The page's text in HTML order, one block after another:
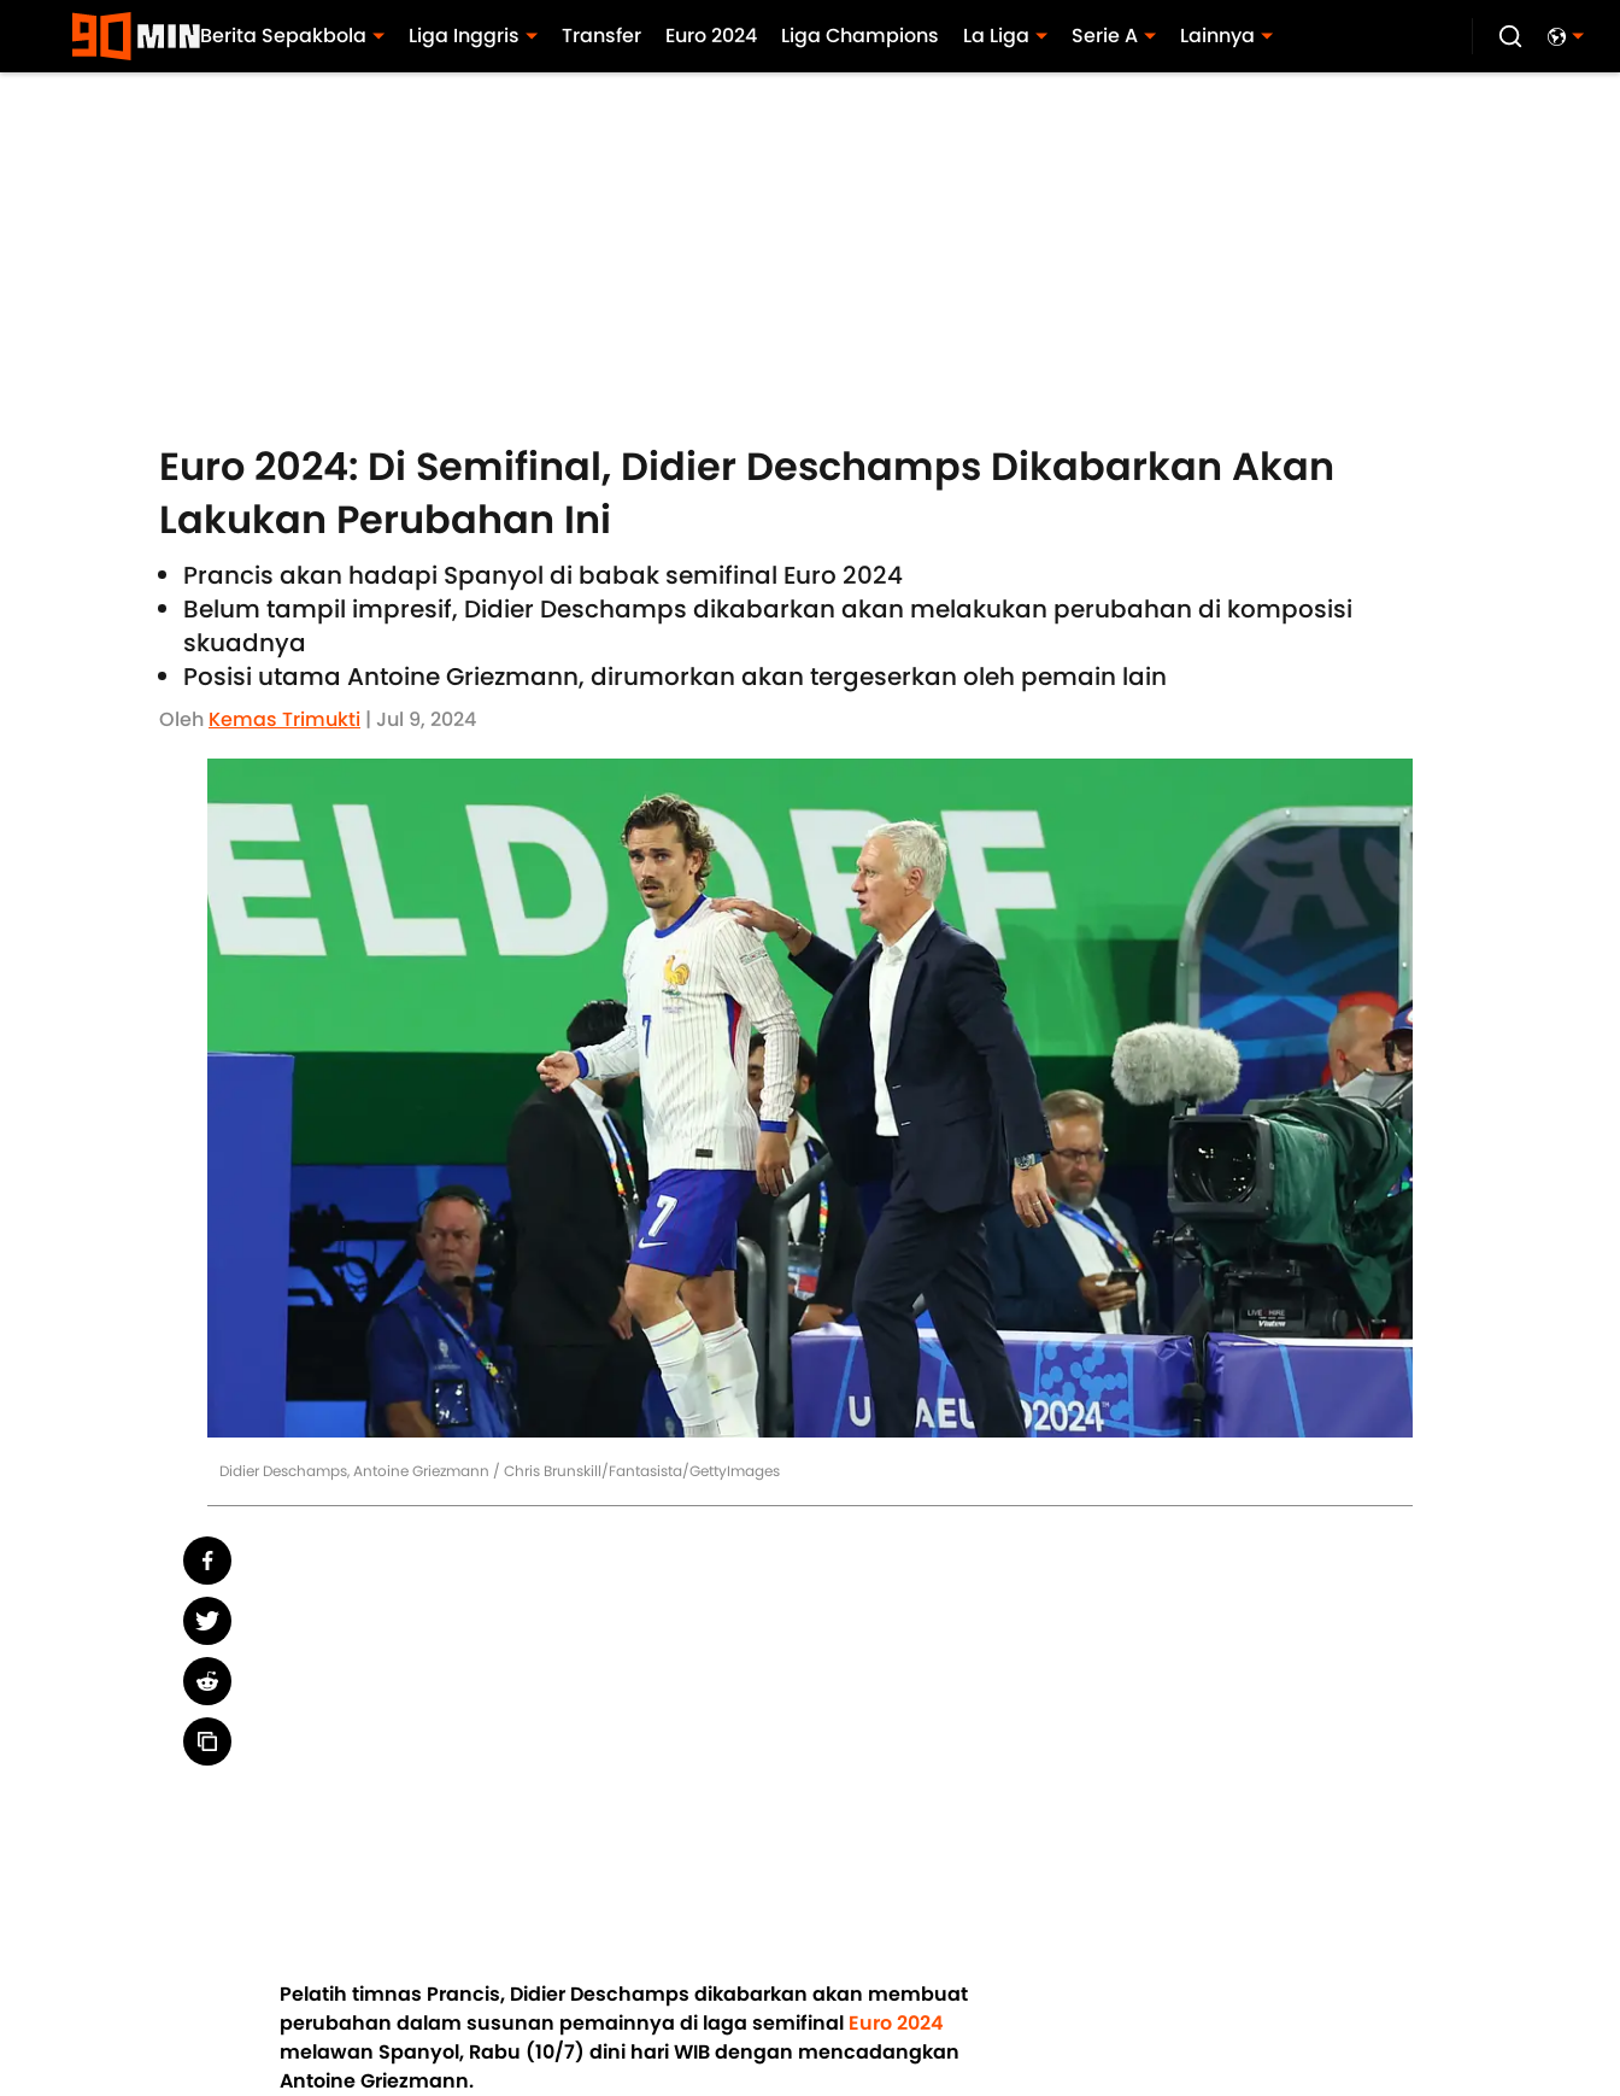
Berita Sepakbola Liga Inggris Transfer Euro 2024 Liga Champions La Liga Serie A Lainnya
Euro 2024: Di Semifinal, Didier Deschamps Dikabarkan Akan
Lakukan Perubahan Ini
Prancis akan hadapi Spanyol di babak semifinal Euro 2024
Belum tampil impresif, Didier Deschamps dikabarkan akan melakukan perubahan di komposisi
skuadnya
Posisi utama Antoine Griezmann, dirumorkan akan tergeserkan oleh pemain lain
Oleh Kemas Trimukti | Jul 9, 2024
Didier Deschamps, Antoine Griezmann / Chris Brunskill/Fantasista/GettyImages
Pelatih timnas Prancis, Didier Deschamps dikabarkan akan membuat
perubahan dalam susunan pemainnya di laga semifinal Euro 2024
melawan Spanyol, Rabu (10/7) dini hari WIB dengan mencadangkan
Antoine Griezmann.